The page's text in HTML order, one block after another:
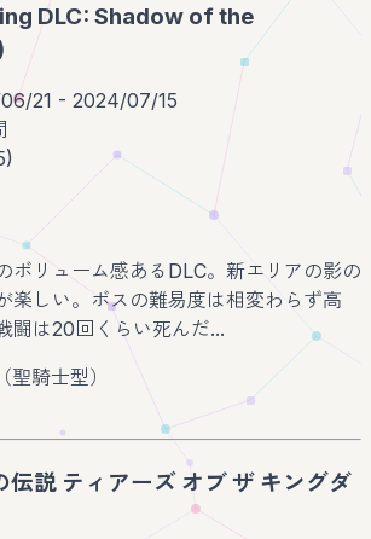
DLC: Shadow of the
21 - 2024/07/15
ボリューム感あるDLC。新エリアの影の
楽しい。ボスの難易度は相変わらず高
闘は20回くらい死んだ...
騎士型）
説 ティアーズ オブ ザ キングダ